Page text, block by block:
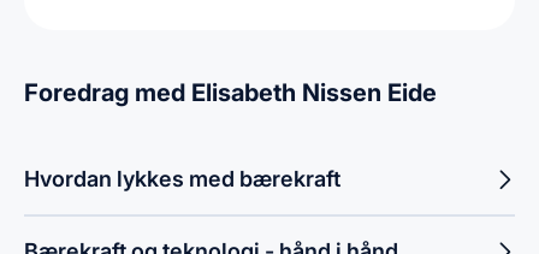
Foredrag med Elisabeth Nissen Eide
Hvordan lykkes med bærekraft